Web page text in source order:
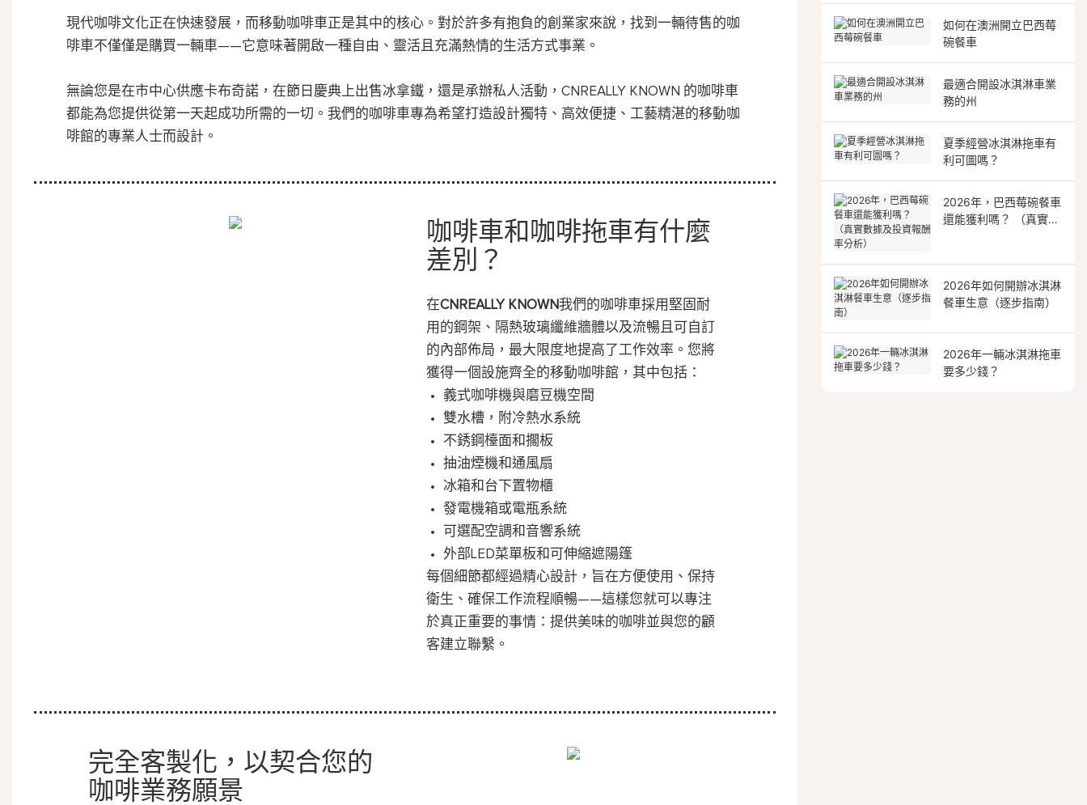
現代咖啡文化正在快速發展，而移動咖啡車正是其中的核心。對於許多有抱負的創業家來說，找到一輛待售的咖
啡車不僅僅是購買一輛車——它意味著開啟一種自由、靈活且充滿熱情的生活方式事業。
無論您是在市中心供應卡布奇諾，在節日慶典上出售冰拿鐵，還是承辦私人活動，CNREALLY KNOWN 的咖啡車
都能為您提供從第一天起成功所需的一切。我們的咖啡車專為希望打造設計獨特、高效便捷、工藝精湛的移動咖
啡館的專業人士而設計。
咖啡車和咖啡拖車有什麼
差別？
在CNREALLY KNOWN我們的咖啡車採用堅固耐
用的鋼架、隔熱玻璃纖維牆體以及流暢且可自訂
的內部佈局，最大限度地提高了工作效率。您將
獲得一個設施齊全的移動咖啡館，其中包括：
義式咖啡機與磨豆機空間
雙水槽，附冷熱水系統
不銹鋼檯面和擱板
抽油煙機和通風扇
冰箱和台下置物櫃
發電機箱或電瓶系統
可選配空調和音響系統
外部LED菜單板和可伸縮遮陽篷
每個細節都經過精心設計，旨在方便使用、保持
衛生、確保工作流程順暢——這樣您就可以專注
於真正重要的事情：提供美味的咖啡並與您的顧
客建立聯繫。
完全客製化，以契合您的
咖啡業務願景
如何在澳洲開立巴西莓
碗餐車
最適合開設冰淇淋車業
務的州
夏季經營冰淇淋拖車有
利可圖嗎？
2026年，巴西莓碗餐車
還能獲利嗎？ （真實數
2026年如何開辦冰淇淋
餐車生意（逐步指南）
2026年一輛冰淇淋拖車
要多少錢？